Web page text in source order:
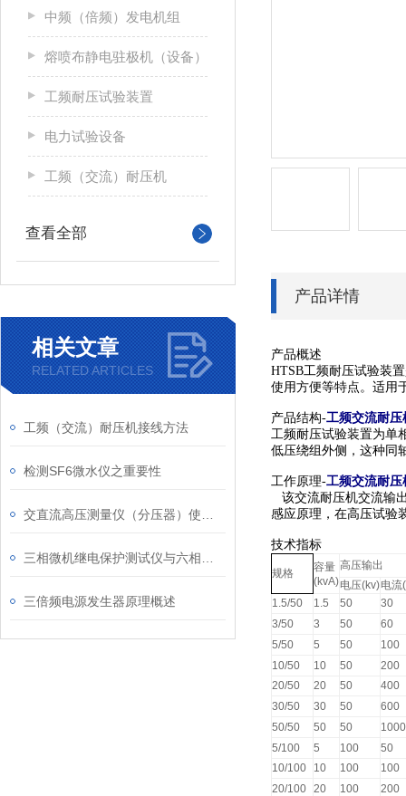
中频（倍频）发电机组
熔喷布静电驻极机（设备）
工频耐压试验装置
电力试验设备
工频（交流）耐压机
查看全部
相关文章
RELATED ARTICLES
工频（交流）耐压机接线方法
检测SF6微水仪之重要性
三倍频电源发生器原理概述
产品详情
产品概述
HTSB工频耐压试验装
使用方便等特点。适用
产品结构-工频交流耐
工频耐压试验装置为单
低压绕组外侧，这种同
工作原理-工频交流耐
该交流耐压机交流输
感应原理，在高压试验
技术指标
规格
容量
(kvA)
高压输出
电压(kv)电流
1.5/50
1.5 50
30
3/50
3 50
60
5/50
5 50
100
10/50
10 50
200
20/50
20 50
400
30/50
30 50
600
50/50
50 50
1000
5/100
5 100
50
10/100
10 100
100
20/100 20 100
200